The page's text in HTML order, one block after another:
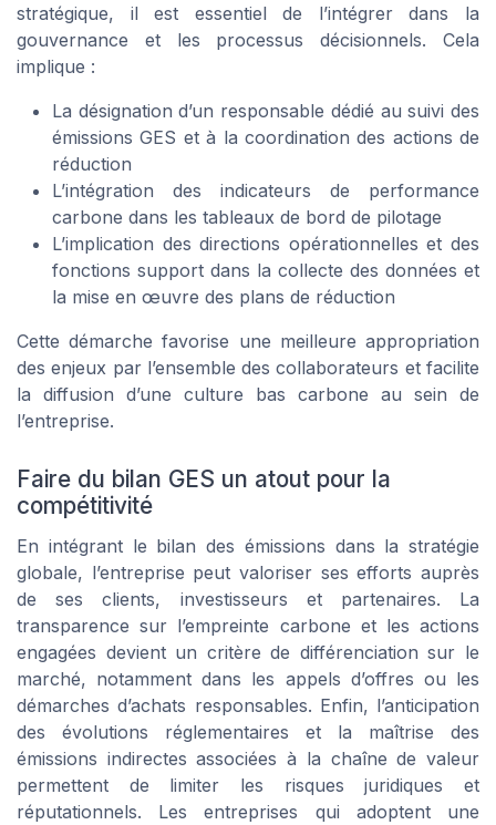
stratégique, il est essentiel de l’intégrer dans la
gouvernance et les processus décisionnels. Cela
implique :
La désignation d’un responsable dédié au suivi des
émissions GES et à la coordination des actions de
réduction
L’intégration des indicateurs de performance
carbone dans les tableaux de bord de pilotage
L’implication des directions opérationnelles et des
fonctions support dans la collecte des données et
la mise en œuvre des plans de réduction
Cette démarche favorise une meilleure appropriation
des enjeux par l’ensemble des collaborateurs et facilite
la diffusion d’une culture bas carbone au sein de
l’entreprise.
Faire du bilan GES un atout pour la
compétitivité
En intégrant le bilan des émissions dans la stratégie
globale, l’entreprise peut valoriser ses efforts auprès
de ses clients, investisseurs et partenaires. La
transparence sur l’empreinte carbone et les actions
engagées devient un critère de différenciation sur le
marché, notamment dans les appels d’offres ou les
démarches d’achats responsables. Enfin, l’anticipation
des évolutions réglementaires et la maîtrise des
émissions indirectes associées à la chaîne de valeur
permettent de limiter les risques juridiques et
réputationnels. Les entreprises qui adoptent une